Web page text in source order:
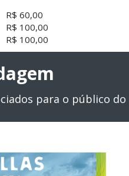
R$ 60,00
R$ 100,00
R$ 100,00
para o público do